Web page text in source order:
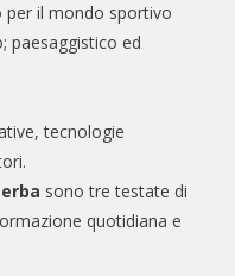
per il mondo sportivo
paesaggistico ed
tecnologie
sono tre testate di
quotidiana e